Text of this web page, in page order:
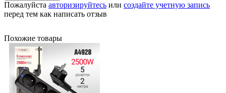
Пожалуйста авторизируйтесь или создайте учетную запись
перед тем как написать отзыв
Похожие товары